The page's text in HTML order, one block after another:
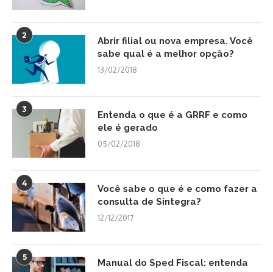
2
Abrir filial ou nova empresa. Você
sabe qual é a melhor opção?
13/02/2018
3
Entenda o que é a GRRF e como
ele é gerado
05/02/2018
4
Você sabe o que é e como fazer a
consulta de Sintegra?
12/12/2017
5
Manual do Sped Fiscal: entenda